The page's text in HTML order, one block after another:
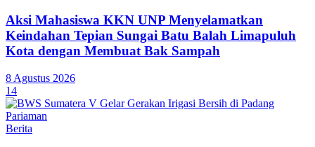
Aksi Mahasiswa KKN UNP Menyelamatkan
Keindahan Tepian Sungai Batu Balah Limapuluh
Kota dengan Membuat Bak Sampah
8 Agustus 2026
14
Berita